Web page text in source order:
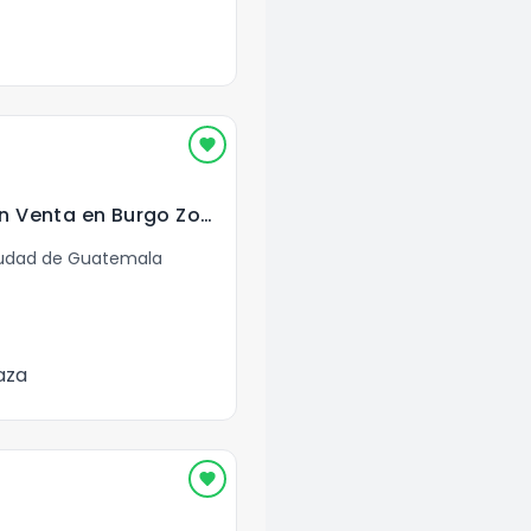
Oficinas Nuevas en Venta en Burgo Zona 14 Guatemala
de Guatemala